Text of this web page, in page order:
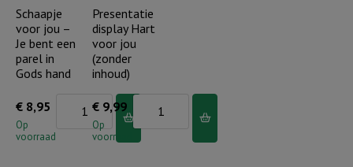
zal
mij
nooit
echt
aantal
mis
je
op
momenten
aantal
Schaapje
voor jou –
Je bent een
parel in
Gods hand
€ 8,95
Op
voorraad
Schaapje
Presentatie
display Hart
voor jou
(zonder
inhoud)
€ 9,99
Op
voorraad
Presentatie
display
Hart